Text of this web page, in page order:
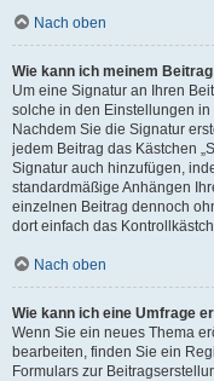
Nach oben
Wie kann ich meinem
Um eine Signatur an Ihren
solche in den Einstellungen
Nachdem Sie die Signatur
jedem Beitrag das Kästchen
Signatur auch hinzufügen,
standardmäßige Anhängen
einzelnen Beitrag dennoch
dort einfach das
Nach oben
Wie kann ich eine Umfrage
Wenn Sie ein neues Thema
bearbeiten, finden Sie ein
Formulars zur